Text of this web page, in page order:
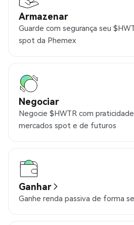
Armazenar
Guarde com segurança seu
spot da Phemex
Negociar
Negocie $HWTR com
mercados spot e de futuros
Ganhar
Ganhe renda passiva de forma